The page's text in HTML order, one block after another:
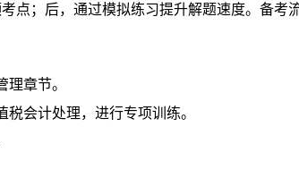
点；后，通过模拟练习提升解题速度。备考
章节。
会计处理，进行专项训练。